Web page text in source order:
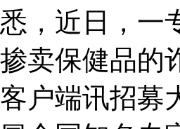
悉，近日，一
掺卖保健品的
客户端讯招募